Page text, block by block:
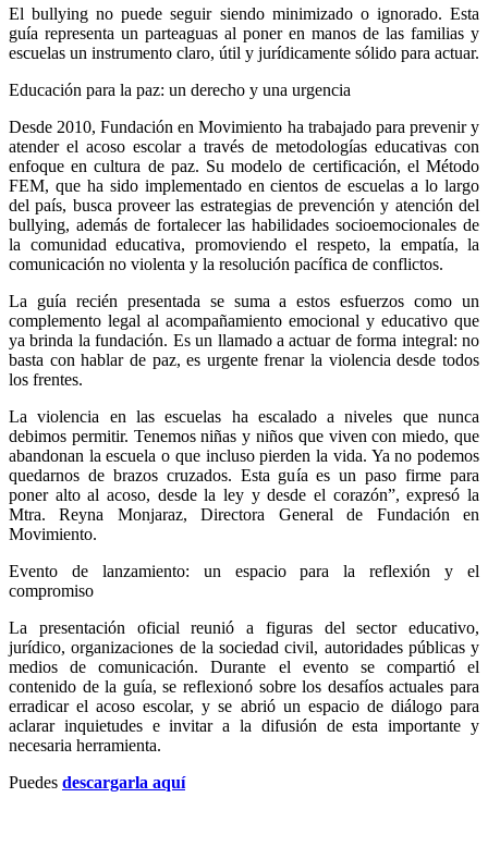
El bullying no puede seguir siendo minimizado o ignorado. Esta
guía representa un parteaguas al poner en manos de las familias y
escuelas un instrumento claro, útil y jurídicamente sólido para actuar.
Educación para la paz: un derecho y una urgencia
Desde 2010, Fundación en Movimiento ha trabajado para prevenir y
atender el acoso escolar a través de metodologías educativas con
enfoque en cultura de paz. Su modelo de certificación, el Método
FEM, que ha sido implementado en cientos de escuelas a lo largo
del país, busca proveer las estrategias de prevención y atención del
bullying, además de fortalecer las habilidades socioemocionales de
la comunidad educativa, promoviendo el respeto, la empatía, la
comunicación no violenta y la resolución pacífica de conflictos.
La guía recién presentada se suma a estos esfuerzos como un
complemento legal al acompañamiento emocional y educativo que
ya brinda la fundación. Es un llamado a actuar de forma integral: no
basta con hablar de paz, es urgente frenar la violencia desde todos
los frentes.
La violencia en las escuelas ha escalado a niveles que nunca
debimos permitir. Tenemos niñas y niños que viven con miedo, que
abandonan la escuela o que incluso pierden la vida. Ya no podemos
quedarnos de brazos cruzados. Esta guía es un paso firme para
poner alto al acoso, desde la ley y desde el corazón”, expresó la
Mtra. Reyna Monjaraz, Directora General de Fundación en
Movimiento.
Evento de lanzamiento: un espacio para la reflexión y el
compromiso
La presentación oficial reunió a figuras del sector educativo,
jurídico, organizaciones de la sociedad civil, autoridades públicas y
medios de comunicación. Durante el evento se compartió el
contenido de la guía, se reflexionó sobre los desafíos actuales para
erradicar el acoso escolar, y se abrió un espacio de diálogo para
aclarar inquietudes e invitar a la difusión de esta importante y
necesaria herramienta.
Puedes descargarla aquí